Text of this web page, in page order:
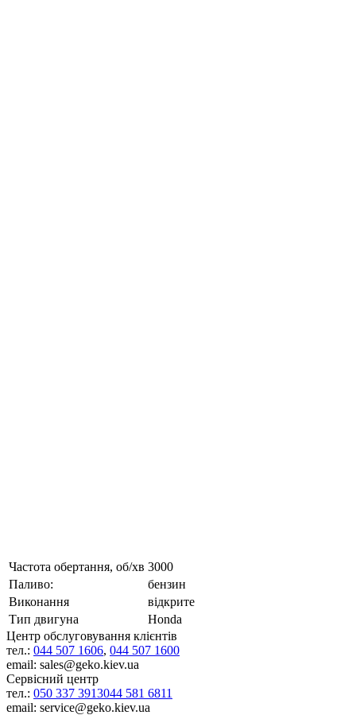
Частота обертання, об/хв 3000
Паливо:
бензин
Виконання
відкрите
Тип двигуна
Honda
Центр обслуговування клієнтів
тел.: 044 507 1606, 044 507 1600
email: sales@geko.kiev.ua
Сервісний центр
тел.: 050 337 3913044 581 6811
email: service@geko.kiev.ua